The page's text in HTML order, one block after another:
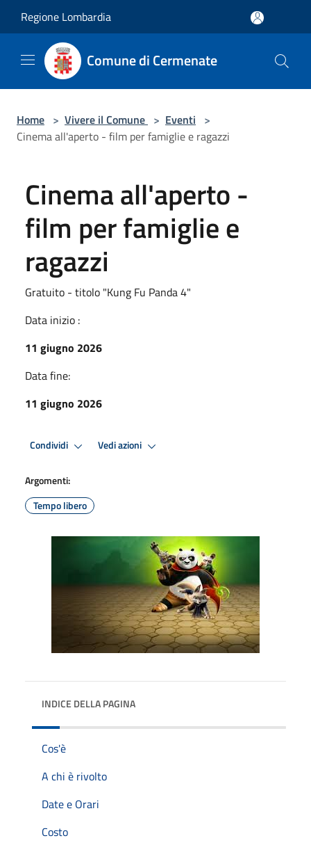
Regione Lombardia
Comune di Cermenate
Home > Vivere il Comune > Eventi >
Cinema all'aperto - film per famiglie e ragazzi
Cinema all'aperto -
film per famiglie e
ragazzi
Gratuito - titolo "Kung Fu Panda 4"
Data inizio :
11 giugno 2026
Data fine:
11 giugno 2026
Condividi Vedi azioni
Argomenti:
Tempo libero
INDICE DELLA PAGINA
Cos'è
A chi è rivolto
Date e Orari
Costo